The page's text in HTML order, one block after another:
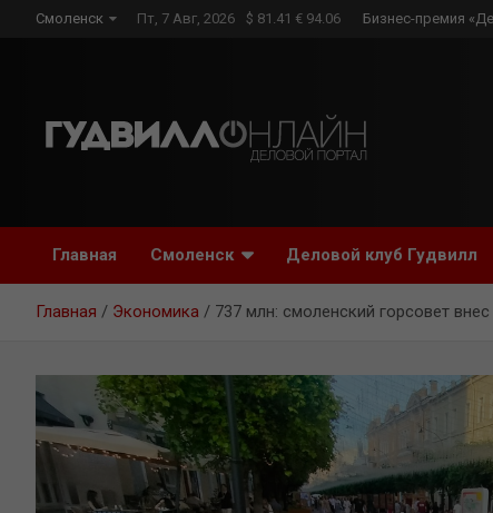
Смоленск Пт, 7 Авг, 2026 $ 81.41 € 94.06 Бизнес-премия
Главная Смоленск Деловой клуб Гудвилл
Главная Экономика 737 млн: смоленский горсовет